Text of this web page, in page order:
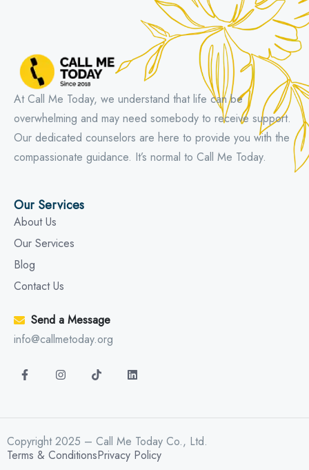
At Call Me Today, we understand that life can be
overwhelming and may need somebody to receive support.
Our dedicated counselors are here to provide you with the
compassionate guidance. It’s normal to Call Me Today.
Our Services
About Us
Our Services
Blog
Contact Us
Send a Message
info@callmetoday.org
Copyright 2025 – Call Me Today Co., Ltd.
Terms & ConditionsPrivacy Policy